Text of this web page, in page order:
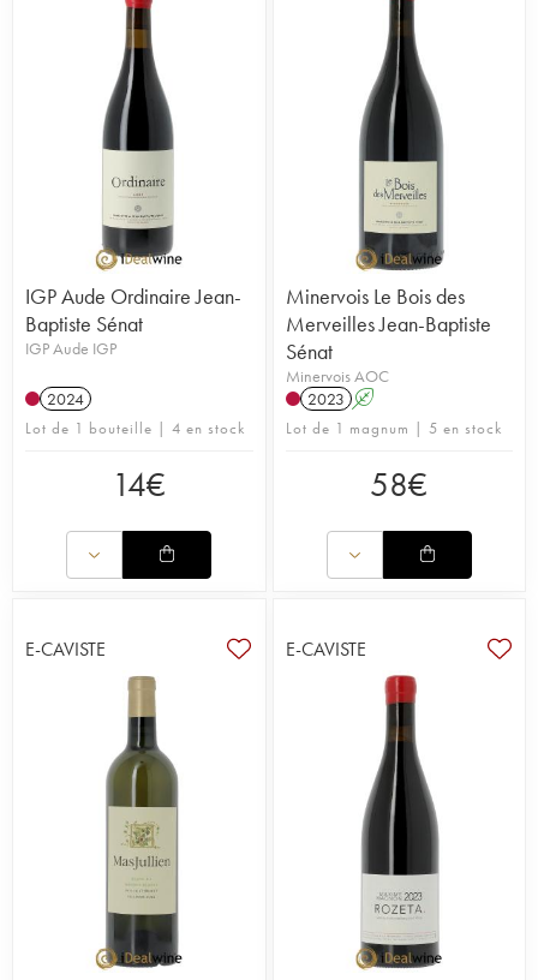
IGP Aude Ordinaire Jean-
Baptiste Sénat
IGP Aude IGP
2024
Lot de 1 bouteille | 4 en stock
14€
Minervois Le Bois des
Merveilles Jean-Baptiste
Sénat
Minervois AOC
2023 A
Lot de 1 magnum | 5 en stock
58€
E-CAVISTE E-CAVISTE